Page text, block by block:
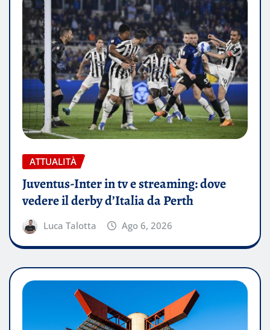
ATTUALITÀ
Juventus-Inter in tv e streaming: dove
vedere il derby d’Italia da Perth
Luca Talotta Ago 6, 2026